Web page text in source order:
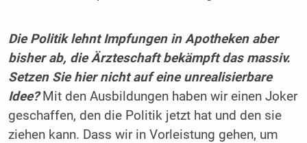
Die Politik lehnt Impfungen in Apotheken aber
bisher ab, die Ärzteschaft bekämpft das massiv.
Setzen Sie hier nicht auf eine unrealisierbare
Idee?Mit den Ausbildungen haben wir einen Joker
geschaffen, den die Politik jetzt hat und den sie
ziehen kann. Dass wir in Vorleistung gehen, um